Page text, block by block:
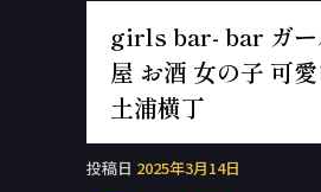
girls bar- bar ガー
屋 お酒 女の子 可
土浦横丁
投稿日 2025年3月14日